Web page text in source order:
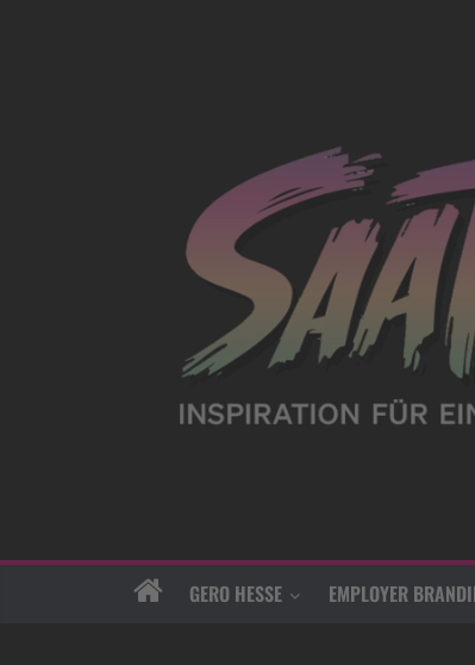
GERO HESSE EMPLOYER